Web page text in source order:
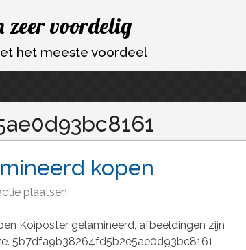
zeer voordelig
het meeste voordeel
kopen
plaatsen
Koiposter gelamineerd, afbeeldingen zijn
5b7dfa9b38264fd5b2e5ae0d93bc8161